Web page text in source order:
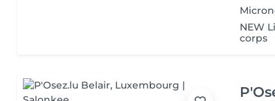
NEW
corps